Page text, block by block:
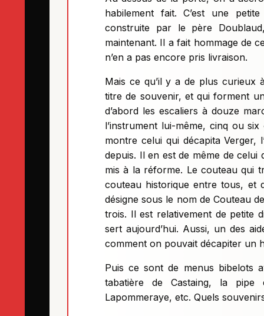
habilement fait. C’est une
construite par le père
maintenant. Il a fait hommage de
n’en a pas encore pris livraison.
Mais ce qu’il y a de plus curieux
titre de souvenir, et qui forment
d’abord les escaliers à douze
l’instrument lui-même, cinq ou
montre celui qui décapita Verger,
depuis. Il en est de même de celui
mis à la réforme. Le couteau qui
couteau historique entre tous, et
désigne sous le nom de Couteau
trois. Il est relativement de petite
sert aujourd’hui. Aussi, un des
comment on pouvait décapiter un
Puis ce sont de menus bibelots
tabatière de Castaing, la
Lapommeraye, etc. Quels